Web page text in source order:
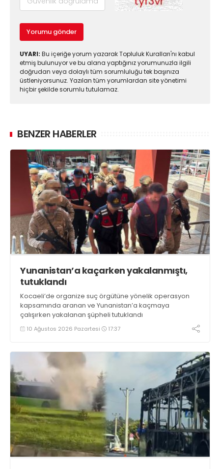
Yorumu gönder
UYARI: Bu içeriğe yorum yazarak Topluluk Kuralları'nı kabul
etmiş bulunuyor ve bu alana yaptığınız yorumunuzla ilgili
doğrudan veya dolaylı tüm sorumluluğu tek başınıza
üstleniyorsunuz. Yazılan tüm yorumlardan site yönetimi
hiçbir şekilde sorumlu tutulamaz.
BENZER HABERLER
Yunanistan’a kaçarken yakalanmıştı,
tutuklandı
Kocaeli’de organize suç örgütüne yönelik operasyon
kapsamında aranan ve Yunanistan’a kaçmaya
çalışırken yakalanan şüpheli tutuklandı
10 Ağustos 2026 Pazartesi 17:37